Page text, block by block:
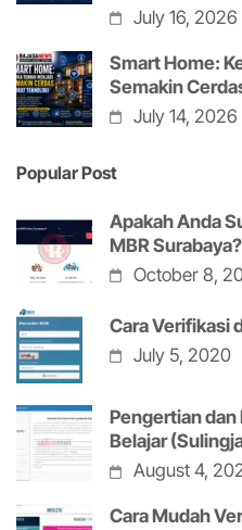
July 16, 2026
Smart Home:
Semakin
July 14, 2026
Popular Post
Apakah Anda
MBR
October 8,
Cara Verifikasi
July 5, 2020
Pengertian
Belajar
August 4,
Cara Mudah